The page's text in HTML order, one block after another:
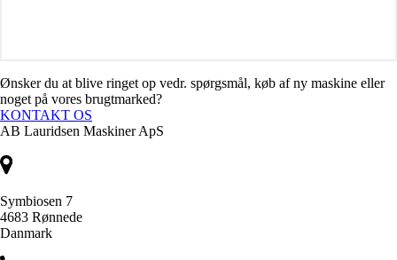
Ønsker du at blive ringet op vedr. spørgsmål, køb af ny maskine eller
noget på vores brugtmarked?
KONTAKT OS
AB Lauridsen Maskiner ApS
Symbiosen 7
4683 Rønnede
Danmark